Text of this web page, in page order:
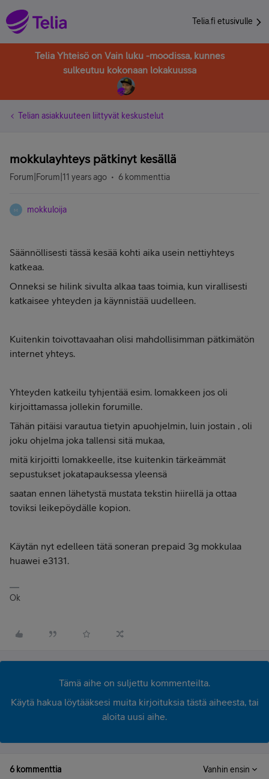
Telia.fi etusivulle
Telia Yhteisö on Vain luku -moodissa, kunnes
sulkeutuu kokonaan lokakuussa
Telian asiakkuuteen liittyvät keskustelut
mokkulayhteys pätkinyt kesällä
Forum|Forum|11 years ago 6 kommenttia
M mokkuloija
Säännöllisesti tässä kesää kohti aika usein nettiyhteys
katkeaa.
Onneksi se hilink sivulta alkaa taas toimia, kun virallisesti
katkaisee yhteyden ja käynnistää uudelleen.
Kuitenkin toivottavaahan olisi mahdollisimman pätkimätön
internet yhteys.
Yhteyden katkeilu tyhjentää esim. lomakkeen jos oli
kirjoittamassa jollekin forumille.
Tähän pitäisi varautua tietyin apuohjelmin, luin jostain , oli
joku ohjelma joka tallensi sitä mukaa,
mitä kirjoitti lomakkeelle, itse kuitenkin tärkeämmät
sepustukset jokatapauksessa yleensä
saatan ennen lähetystä mustata tekstin hiirellä ja ottaa
toviksi leikepöydälle kopion.
Käytän nyt edelleen tätä soneran prepaid 3g mokkulaa
huawei e3131.
Ok
Tämä aihe on suljettu kommenteilta.
Käytä hakua löytääksesi muita kirjoituksia tästä aiheesta, tai
aloita uusi aihe.
6 kommenttia Vanhin ensin